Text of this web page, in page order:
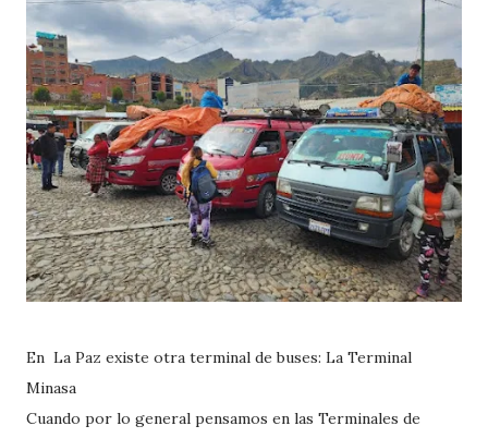
En La Paz existe otra terminal de buses: La Terminal
Minasa
Cuando por lo general pensamos en las Terminales de